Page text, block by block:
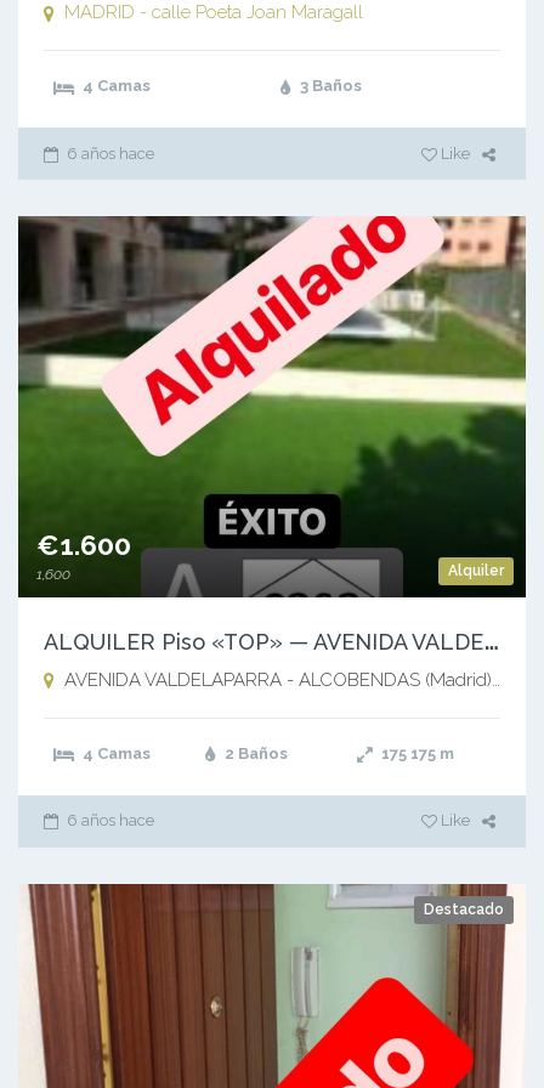
MADRID - calle Poeta Joan Maragall
4 Camas 3 Baños
6 años hace Like
Alquiler
€1.600
1,600
A
LQUILER Piso «TOP» — AVENIDA VALDELAPARRA – ALCOBENDAS
AVENIDA VALDELAPARRA - ALCOBENDAS (Madrid),
4 Camas 2 Baños 175 175 m
6 años hace Like
Destacado